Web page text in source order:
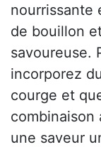
nourrissante
de bouillon
savoureuse.
incorporez
courge et
une saveur